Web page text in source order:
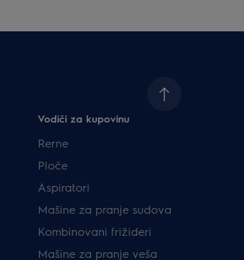
Vodiči za kupovinu
Rerne
Ploče
Aspiratori
Mašine za pranje sudova
Kombinovani frižideri
Mašine za pranje veša